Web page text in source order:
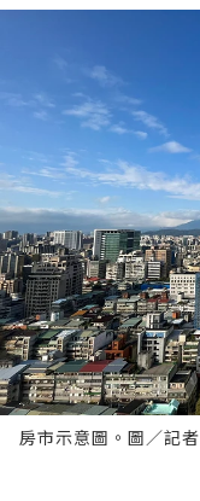
房市示意圖。圖／記